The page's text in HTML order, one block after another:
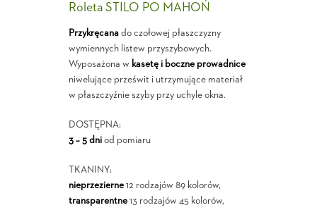
Roleta STILO PO MAHOŃ
Przykręcanado czołowej płaszczyzny
wymiennych listew przyszybowych.
Wyposażona w kasetę i boczne prowadnice
niwelujące prześwit i utrzymujące materiał
w płaszczyźnie szyby przy uchyle okna.
DOSTĘPNA:
3 – 5 dniod pomiaru
TKANINY:
nieprzezierne12 rodzajów 89 kolorów,
transparentne13 rodzajów 45 kolorów,